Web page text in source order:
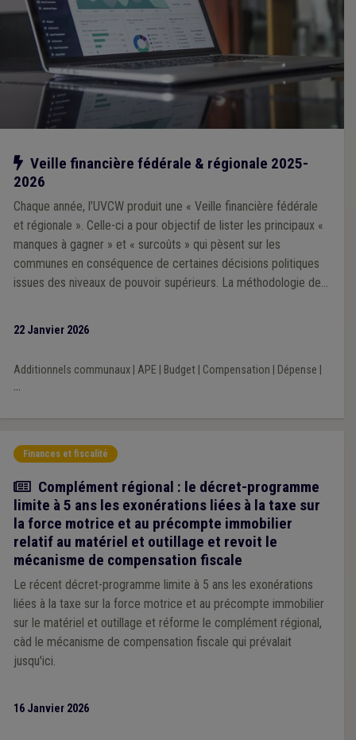
Notre action
Veille financière fédérale & régionale 2025-
2026
Chaque année, l’UVCW produit une « Veille financière fédérale
et régionale ». Celle-ci a pour objectif de lister les principaux «
manques à gagner » et « surcoûts » qui pèsent sur les
communes en conséquence de certaines décisions politiques
issues des niveaux de pouvoir supérieurs. La méthodologie de
22 Janvier 2026
Additionnels communaux| APE Budget| Compensation Dépense
...
Finances et fiscalité
Actualité
Complément régional : le décret-programme
limite à 5 ans les exonérations liées à la taxe sur
la force motrice et au précompte immobilier
relatif au matériel et outillage et revoit le
mécanisme de compensation fiscale
Le récent décret-programme limite à 5 ans les exonérations
liées à la taxe sur la force motrice et au précompte immobilier
sur le matériel et outillage et réforme le complément régional,
càd le mécanisme de compensation fiscale qui prévalait
jusqu'ici.
16 Janvier 2026